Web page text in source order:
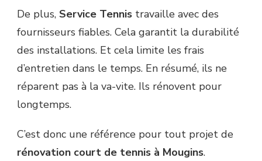
De plus, Service Tennis travaille avec des
fournisseurs fiables. Cela garantit la durabilité
des installations. Et cela limite les frais
d’entretien dans le temps. En résumé, ils ne
réparent pas à la va-vite. Ils rénovent pour
longtemps.
C’est donc une référence pour tout projet de
rénovation court de tennis à Mougins.